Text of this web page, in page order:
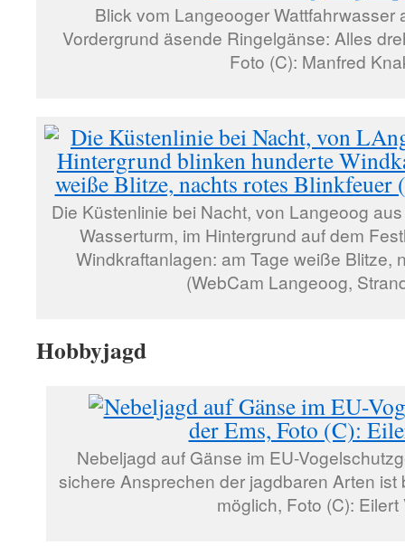
Blick vom Langeooger Wattfahrwasser
Vordergrund äsende Ringelgänse: Alles
Foto (C): Manfred
Die Küstenlinie bei Nacht, von Langeoog
Wasserturm, im Hintergrund auf dem
Windkraftanlagen: am Tage weiße Blitze,
(WebCam Langeoog,
Hobbyjagd
Nebeljagd auf Gänse im EU-
sichere Ansprechen der jagdbaren Arten ist
möglich, Foto (C): Eilert